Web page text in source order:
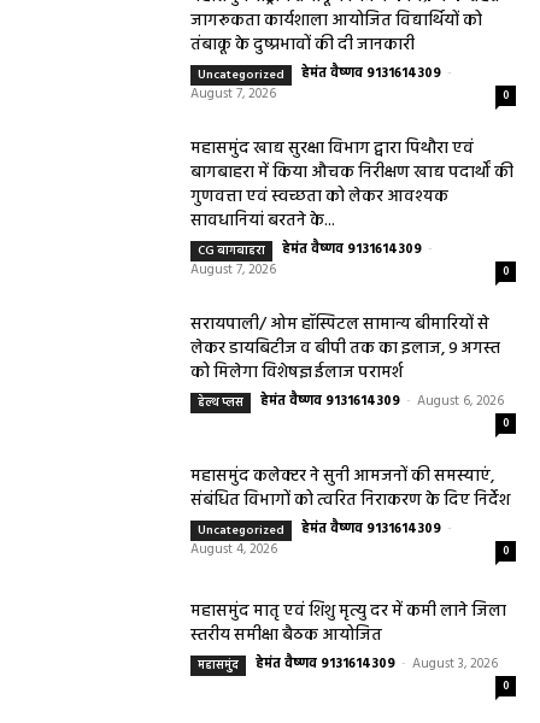
जागरूकता कार्यशाला आयोजित विद्यार्थियों को
तंबाकू के दुष्प्रभावों की दी जानकारी
Uncategorized हेमंत वैष्णव 9131614309 -
August 7, 2026
0
महासमुंद खाद्य सुरक्षा विभाग द्वारा पिथौरा एवं
बागबाहरा में किया औचक निरीक्षण खाद्य पदार्थों की
गुणवत्ता एवं स्वच्छता को लेकर आवश्यक
सावधानियां बरतने के...
CG बागबाहरा हेमंत वैष्णव 9131614309 -
August 7, 2026
0
सरायपाली/ ओम हॉस्पिटल सामान्य बीमारियों से
लेकर डायबिटीज व बीपी तक का इलाज, 9 अगस्त
को मिलेगा विशेषज्ञ ईलाज परामर्श
हेल्थ प्लस हेमंत वैष्णव 9131614309 - August 6, 2026
0
महासमुंद कलेक्टर ने सुनी आमजनों की समस्याएं,
संबंधित विभागों को त्वरित निराकरण के दिए निर्देश
Uncategorized हेमंत वैष्णव 9131614309 -
August 4, 2026
0
महासमुंद मातृ एवं शिशु मृत्यु दर में कमी लाने जिला
स्तरीय समीक्षा बैठक आयोजित
महासमुंद हेमंत वैष्णव 9131614309 - August 3, 2026
0